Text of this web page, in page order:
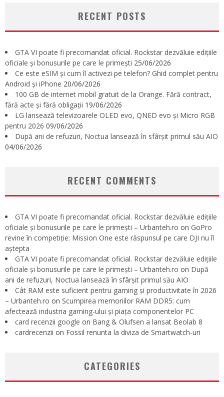
RECENT POSTS
GTA VI poate fi precomandat oficial. Rockstar dezvăluie edițiile
oficiale și bonusurile pe care le primești 25/06/2026
Ce este eSIM și cum îl activezi pe telefon? Ghid complet pentru
Android și iPhone 20/06/2026
100 GB de internet mobil gratuit de la Orange. Fără contract,
fără acte și fără obligații 19/06/2026
LG lansează televizoarele OLED evo, QNED evo și Micro RGB
pentru 2026 09/06/2026
După ani de refuzuri, Noctua lansează în sfârșit primul său AIO
04/06/2026
RECENT COMMENTS
GTA VI poate fi precomandat oficial. Rockstar dezvăluie edițiile
oficiale și bonusurile pe care le primești – Urbanteh.ro on GoPro
revine în competiție: Mission One este răspunsul pe care DJI nu îl
aștepta
GTA VI poate fi precomandat oficial. Rockstar dezvăluie edițiile
oficiale și bonusurile pe care le primești – Urbanteh.ro on După
ani de refuzuri, Noctua lansează în sfârșit primul său AIO
Cât RAM este suficient pentru gaming și productivitate în 2026
– Urbanteh.ro on Scumpirea memoriilor RAM DDR5: cum
afectează industria gaming-ului și piața componentelor PC
card recenzii google on Bang & Olufsen a lansat Beolab 8
cardrecenzii on Fossil renunta la diviza de Smartwatch-uri
CATEGORIES